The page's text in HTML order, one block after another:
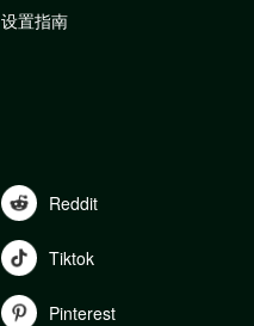
设置指南
Reddit
Tiktok
Pinterest